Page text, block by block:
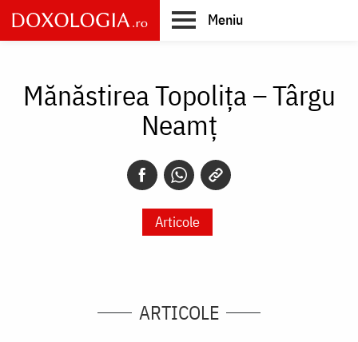
Skip
to
main
Meniu
Mănăstirea Topolița – Târgu
Neamţ
Articole
ARTICOLE